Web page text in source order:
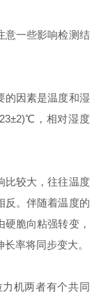
一些影响检测结
因素是温度和湿
，相对湿度
较大，往往温度
反。伴随着温度的
脆向粘强转变，
率将同步变大。
机两者有个共同